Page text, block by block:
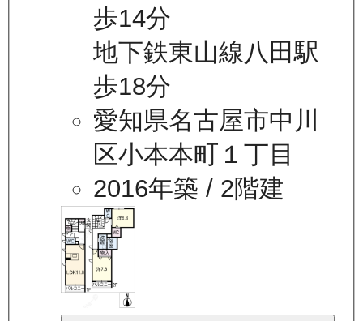
歩14分
地下鉄東山線八田駅
歩18分
愛知県名古屋市中川
区小本本町１丁目
2016年築 / 2階建